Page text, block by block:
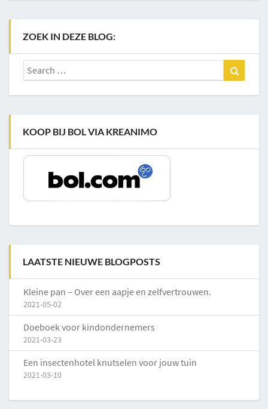
ZOEK IN DEZE BLOG:
Search
for:
KOOP BIJ BOL VIA KREANIMO
LAATSTE NIEUWE BLOGPOSTS
Kleine pan – Over een aapje en zelfvertrouwen.
2021-05-02
Doeboek voor kindondernemers
2021-03-23
Een insectenhotel knutselen voor jouw tuin
2021-03-10